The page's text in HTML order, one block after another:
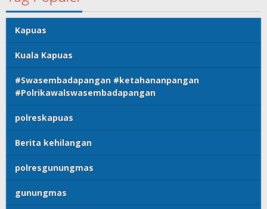
Kapuas
Kuala Kapuas
#Swasembadapangan #ketahananpangan
#Polrikawalswasembadapangan
polreskapuas
Berita kehilangan
polresgunungmas
gunungmas